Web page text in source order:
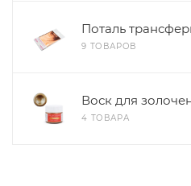
Поталь
9 ТОВАРОВ
Воск для
4 ТОВАРА